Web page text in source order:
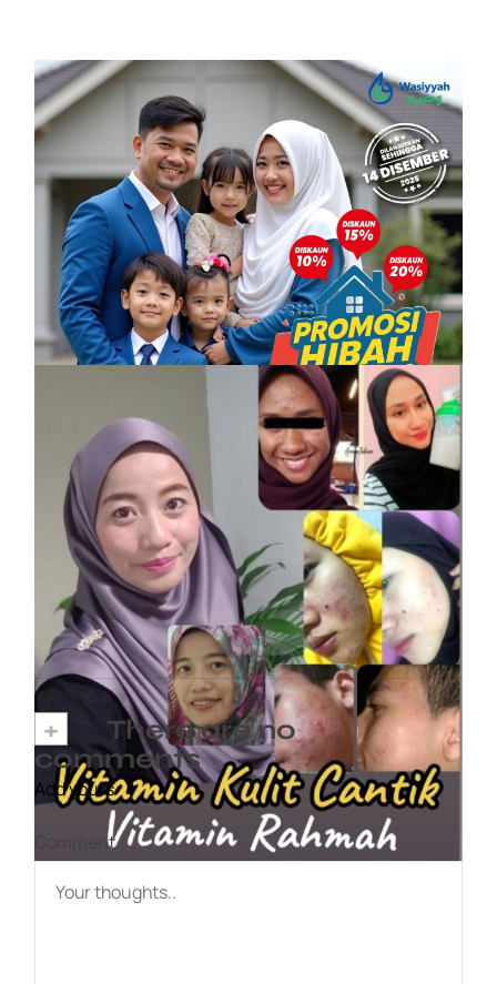
PROMOSI HIBAH DILANJUTKAN
6 December, 2025
Vitamin Kulit Cantik kini Vitamin Rahmah
mampu milik
7 April, 2023
+
There are no
comments
Add yours
Comment